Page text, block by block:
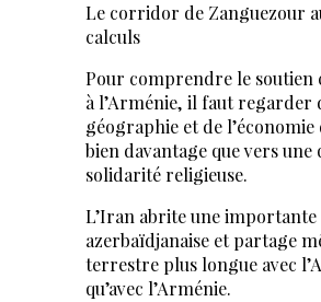
Le corridor de Zanguezour
calculs
Pour comprendre le soutien
à l’Arménie, il faut regarder
géographie et de
bien davantage que vers une
solidarité religieuse.
L’Iran abrite une
azerbaïdjanaise et partage
terrestre plus longue avec
qu’avec l’Arménie.